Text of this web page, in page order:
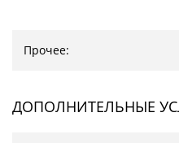
Прочее:
ДОПОЛНИТЕЛЬНЫЕ